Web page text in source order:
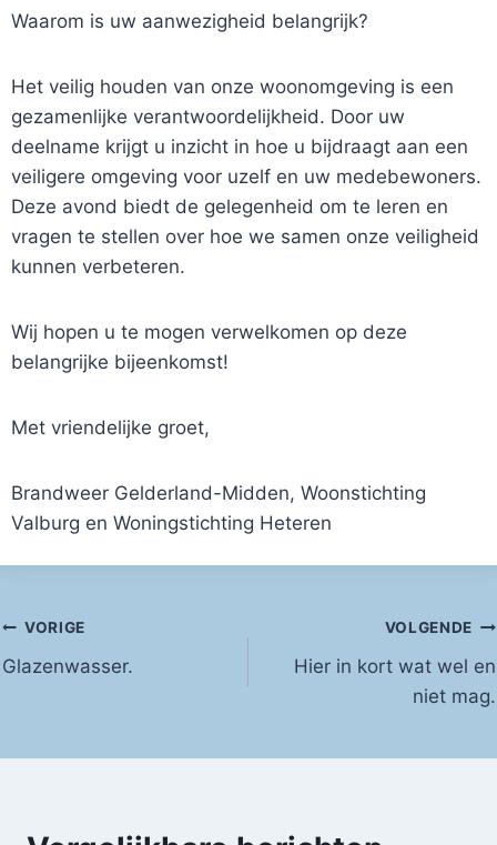
Waarom is uw aanwezigheid belangrijk?
Het veilig houden van onze woonomgeving is een
gezamenlijke verantwoordelijkheid. Door uw
deelname krijgt u inzicht in hoe u bijdraagt aan een
veiligere omgeving voor uzelf en uw medebewoners.
Deze avond biedt de gelegenheid om te leren en
vragen te stellen over hoe we samen onze veiligheid
kunnen verbeteren.
Wij hopen u te mogen verwelkomen op deze
belangrijke bijeenkomst!
Met vriendelijke groet,
Brandweer Gelderland-Midden, Woonstichting
Valburg en Woningstichting Heteren
Bericht
navigatie
VORIGE
Glazenwasser.
VOLGENDE
Hier in kort wat wel en
niet mag.